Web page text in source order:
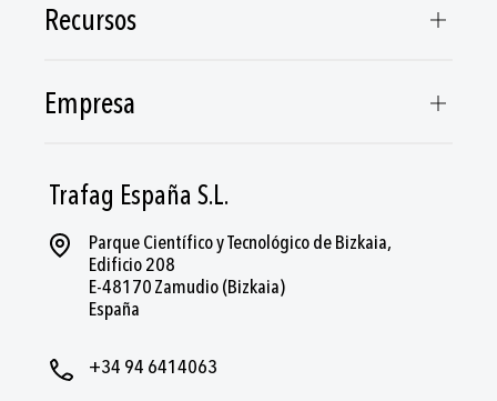
Trafag España S.L.
Parque Científico y Tecnológico de Bizkaia,
Edificio 208
E-48170 Zamudio (Bizkaia)
España
+34 94 6414063
Recursos
Empresa